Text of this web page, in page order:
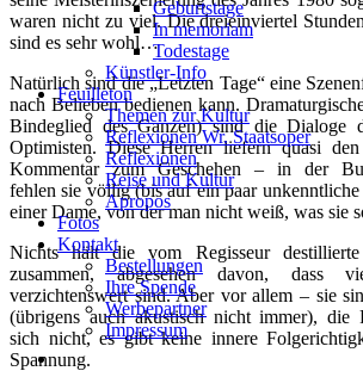
Geburtstage
In memoriam
Todestage
Künstler-Info
Feuilleton
Themen zur Kultur
Reflexionen Wr. Staatsoper
Reflexionen
Reise und Kultur
Apropos
Fotos
Kontakt
Bestellungen
Ihre Spende
Werbepartner
Impressum
waren nicht zu viel. Die dreieinviertel
sind es sehr wohl…
Natürlich sind die „Letzten Tage“ eine
nach Belieben bedienen kann.
Bindeglied des Ganzen) sind die Dialoge
Optimisten. Diese Herren liefern quasi
Kommentar zum Geschehen – in der
fehlen sie völlig (bis auf ein paar
einer Dame, von der man nicht weiß, was sie
Nichts hält die vom Regisseur
zusammen, abgesehen davon, dass
verzichtenswert sind. Aber vor allem – sie
(übrigens auch akustisch nicht immer), die
sich nicht, es gibt keine innere
Spannung.